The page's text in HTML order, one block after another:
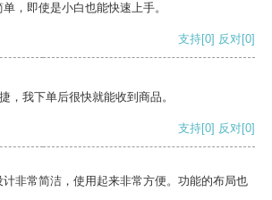
，即使是小白也能快速上手。
支持[0] 反对[0]
，我下单后很快就能收到商品。
支持[0] 反对[0]
非常简洁，使用起来非常方便。功能的布局也